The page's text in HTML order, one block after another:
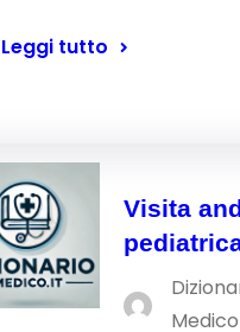
Leggi tutto
Visita
Medico